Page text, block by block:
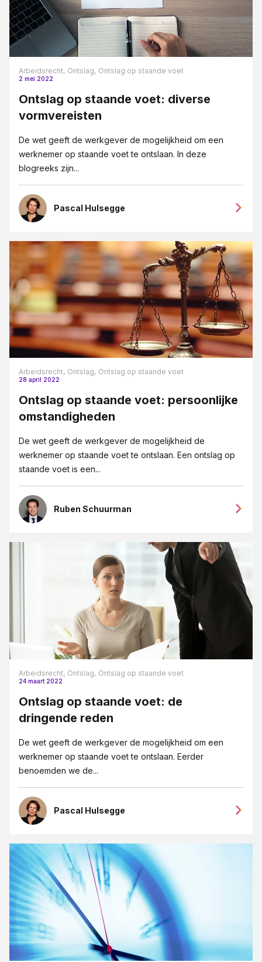
Arbeidsrecht, Ontslag, Ontslag op staande voet
2 mei 2022
Ontslag op staande voet: diverse
vormvereisten
De wet geeft de werkgever de mogelijkheid om een
werknemer op staande voet te ontslaan. In deze
blogreeks zijn...
Pascal Hulsegge
Arbeidsrecht, Ontslag, Ontslag op staande voet
28 april 2022
Ontslag op staande voet: persoonlijke
omstandigheden
De wet geeft de werkgever de mogelijkheid de
werknemer op staande voet te ontslaan. Een ontslag op
staande voet is een...
Ruben Schuurman
Arbeidsrecht, Ontslag, Ontslag op staande voet
24 maart 2022
Ontslag op staande voet: de
dringende reden
De wet geeft de werkgever de mogelijkheid om een
werknemer op staande voet te ontslaan. Eerder
benoemden we de...
Pascal Hulsegge